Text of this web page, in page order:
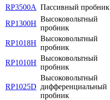
RP3500A Пассивный пробник
RP1300H
Высоковольтный
пробник
RP1018H
Высоковольтный
пробник
RP1010H
Высоковольтный
пробник
RP1025D
Высоковольтный
дифференциальный
пробник